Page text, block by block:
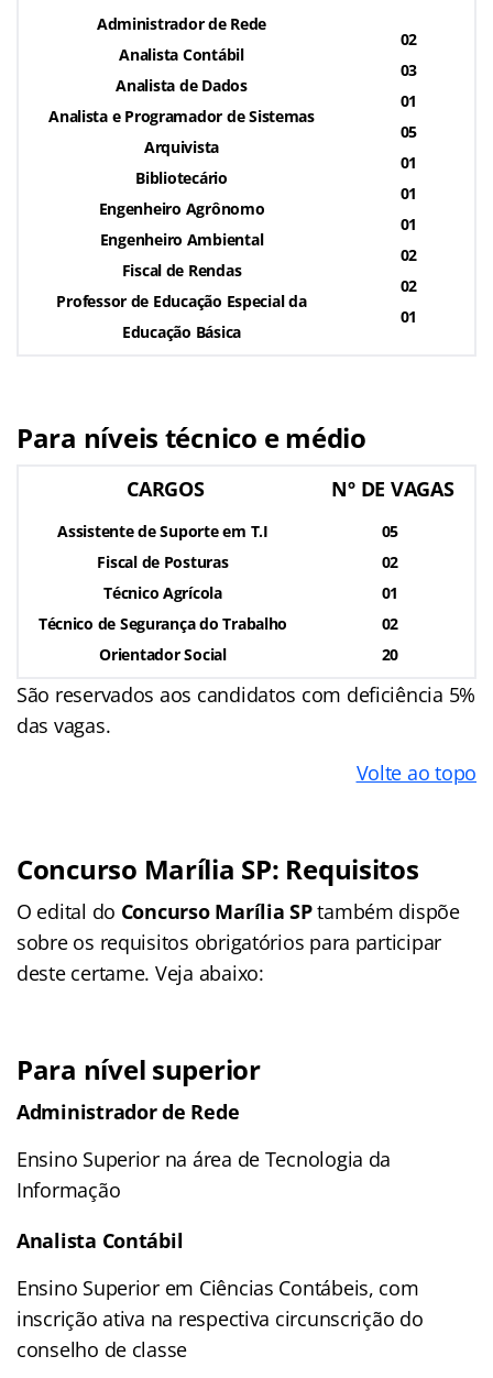
Administrador de Rede
Analista Contábil
Analista de Dados
Analista e Programador de Sistemas
Arquivista
Bibliotecário
Engenheiro Agrônomo
Engenheiro Ambiental
Fiscal de Rendas
Professor de Educação Especial da
Educação Básica
02
03
01
05
01
01
01
02
02
01
Para níveis técnico e médio
CARGOS Nº DE VAGAS
Assistente de Suporte em T.I
Fiscal de Posturas
Técnico Agrícola
Técnico de Segurança do Trabalho
Orientador Social
05
02
01
02
20
São reservados aos candidatos com deficiência 5%
das vagas.
Volte ao topo
Concurso Marília SP: Requisitos
O edital do Concurso Marília SPtambém dispõe
sobre os requisitos obrigatórios para participar
deste certame. Veja abaixo:
Para nível superior
Administrador de Rede
Ensino Superior na área de Tecnologia da
Informação
Analista Contábil
Ensino Superior em Ciências Contábeis, com
inscrição ativa na respectiva circunscrição do
conselho de classe